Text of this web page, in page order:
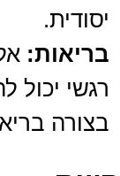
יסודית.
בריאות:
רגשי יכול
בצורה